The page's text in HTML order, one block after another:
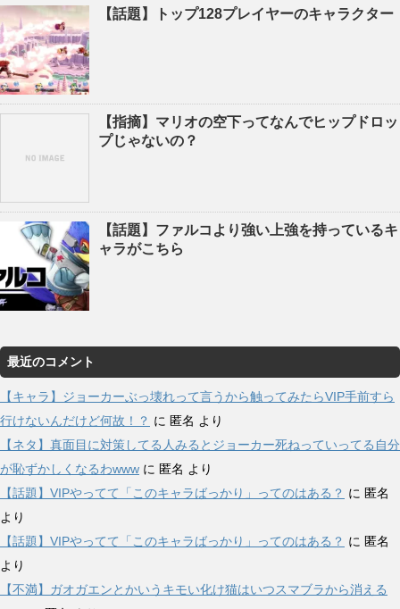
【話題】トップ128プレイヤーのキャラクター
【指摘】マリオの空下ってなんでヒップドロッ
プじゃないの？
【話題】ファルコより強い上強を持っているキ
ャラがこちら
最近のコメント
【キャラ】ジョーカーぶっ壊れって言うから触ってみたらVIP手前すら
行けないんだけど何故！？ に 匿名 より
【ネタ】真面目に対策してる人みるとジョーカー死ねっていってる自分
が恥ずかしくなるわwww に 匿名 より
【話題】VIPやってて「このキャラばっかり」ってのはある？ に 匿名
より
【話題】VIPやってて「このキャラばっかり」ってのはある？ に 匿名
より
【不満】ガオガエンとかいうキモい化け猫はいつスマブラから消える